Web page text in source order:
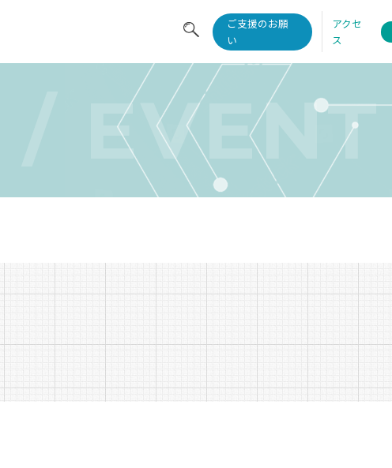
医生研について
研究について
共同利⽤・共同研究拠点
ご支援のお願
い
アクセ
ス
/ EVENT